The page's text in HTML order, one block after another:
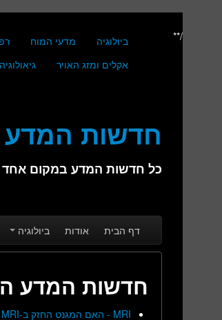
ביולוגיה מדעי המוח
אקלים ומזג האויר
גיאולוגיה
חדשות המדע
כל חדשות המדע במקום אחד
Main menu
דף הבית אודות ביולוגיה
חדשות המדע
/**